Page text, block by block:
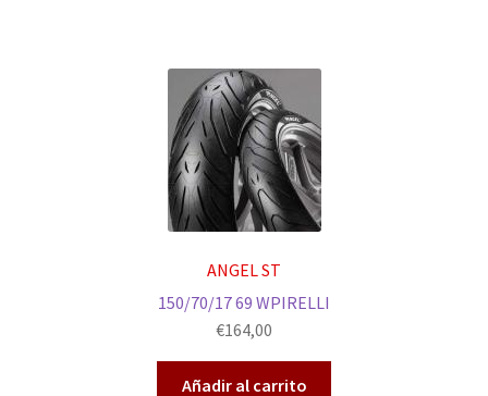
ANGEL ST
150/70/17 69 WPIRELLI
€164,00
Añadir al carrito